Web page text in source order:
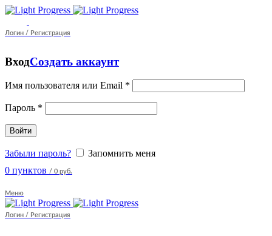
Логин / Регистрация
ВходСоздать аккаунт
Имя пользователя или Email *
Пароль *
Войти
Забыли пароль?
Запомнить меня
0 пунктов / 0 руб.
Меню
Логин / Регистрация